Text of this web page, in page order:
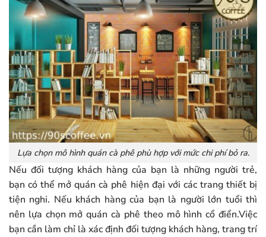
Lựa chọn mô hình quán cà phê phù hợp với mức chi phí bỏ ra.
Nếu đối tượng khách hàng của bạn là những người trẻ,
bạn có thể mở quán cà phê hiện đại với các trang thiết bị
tiện nghi. Nếu khách hàng của bạn là người lớn tuổi thì
nên lựa chọn mở quán cà phê theo mô hình cổ điển.Việc
bạn cần làm chỉ là xác định đối tượng khách hàng, trang trí